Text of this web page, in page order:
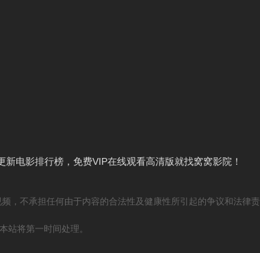
电影排行榜，免费VIP在线观看高清版就找窝窝影院！
，不承担任何由于内容的合法性及健康性所引起的争议和法律责
站将第一时间处理。